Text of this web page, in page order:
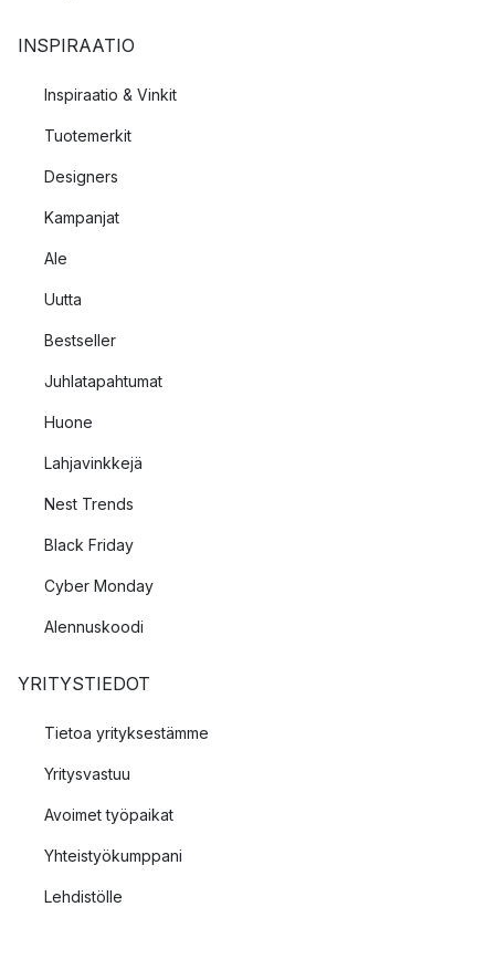
INSPIRAATIO
Inspiraatio & Vinkit
Tuotemerkit
Designers
Kampanjat
Ale
Uutta
Bestseller
Juhlatapahtumat
Huone
Lahjavinkkejä
Nest Trends
Black Friday
Cyber Monday
Alennuskoodi
YRITYSTIEDOT
Tietoa yrityksestämme
Yritysvastuu
Avoimet työpaikat
Yhteistyökumppani
Lehdistölle